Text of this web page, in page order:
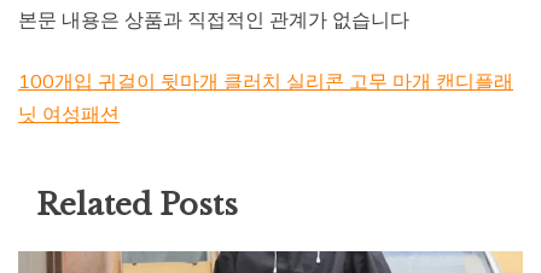
본문 내용은 상품과 직접적인 관계가 없습니다
100개입 귀걸이 뒷마개 클러치 실리콘 고무 마개 캔디플래
닛 여성패션
Related Posts